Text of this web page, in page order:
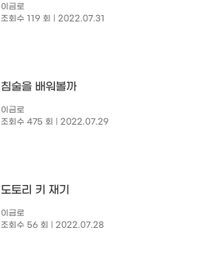
이금로
조회수 119 회
| 2022.07.31
침술을 배워볼까
이금로
조회수 475 회
| 2022.07.29
도토리 키 재기
이금로
조회수 56 회
| 2022.07.28